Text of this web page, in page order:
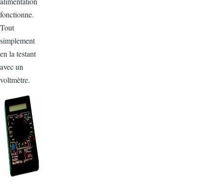
fonctionne.
Tout
simplement
en la testant
avec un
voltmètre.